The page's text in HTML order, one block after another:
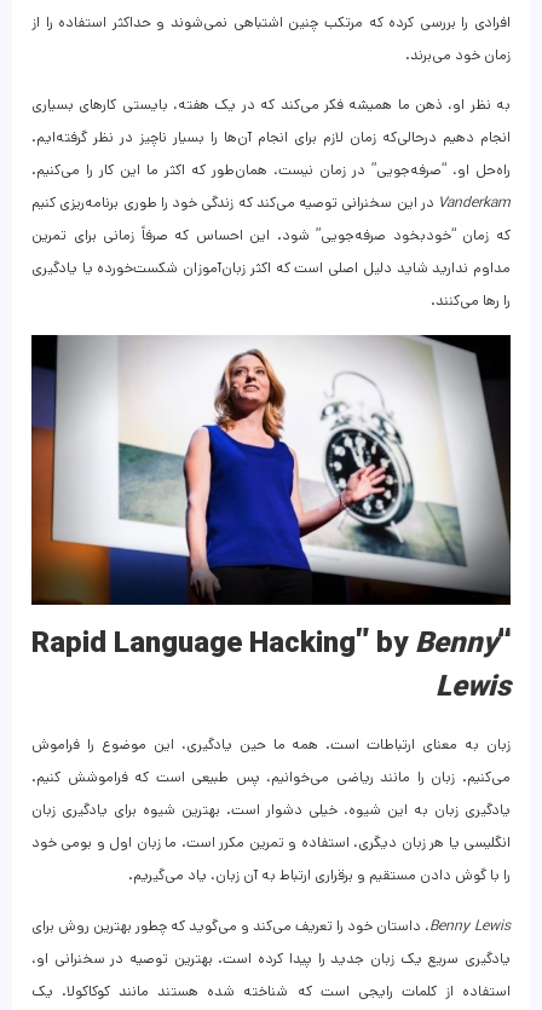
افرادی را بررسی کرده که مرتکب چنین اشتباهی نمی‌شوند و حداکثر استفاده را از
زمان خود می‌برند.
به نظر او، ذهن ما همیشه فکر می‌کند که در یک هفته، بایستی کارهای بسیاری
انجام دهیم درحالی‌که زمان لازم برای انجام آن‌ها را بسیار ناچیز در نظر گرفته‌ایم.
راه‌حل او، “صرفه‌جویی” در زمان نیست، همان‌طور که اکثر ما این کار را می‌کنیم.
Vanderkam در این سخنرانی توصیه می‌کند که زندگی خود را طوری برنامه‌ریزی کنیم
که زمان “خودبخود صرفه‌جویی” شود. این احساس که صرفاً زمانی برای تمرین
مداوم ندارید شاید دلیل اصلی است که اکثر زبان‌آموزان شکست‌خورده یا یادگیری
را رها می‌کنند.
“Rapid Language Hacking” by
Benny
Lewis
زبان به معنای ارتباطات است. همه ما حین یادگیری، این موضوع را فراموش
می‌کنیم. زبان را مانند ریاضی می‌خوانیم، پس طبیعی است که فراموشش کنیم.
یادگیری زبان به این شیوه، خیلی دشوار است. بهترین شیوه برای یادگیری زبان
انگلیسی یا هر زبان دیگری، استفاده و تمرین مکرر است. ما زبان اول و بومی خود
را با گوش دادن مستقیم و برقراری ارتباط به آن زبان، یاد می‌گیریم.
Benny Lewis، داستان خود را تعریف می‌کند و می‌گوید که چطور بهترین روش برای
یادگیری سریع یک زبان جدید را پیدا کرده است. بهترین توصیه در سخنرانی او،
استفاده از کلمات رایجی است که شناخته‌ شده هستند مانند کوکاکولا. یک